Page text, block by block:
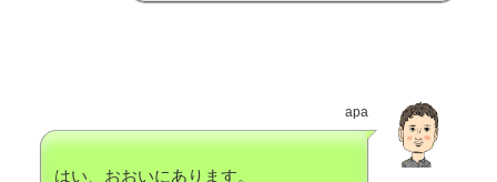
apa
はい、おおいにあります。